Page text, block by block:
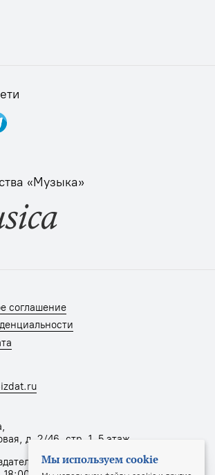
«Музыка»
соглашение
д. 2/46, стр. 1, 5 этаж
Мы используем cookie